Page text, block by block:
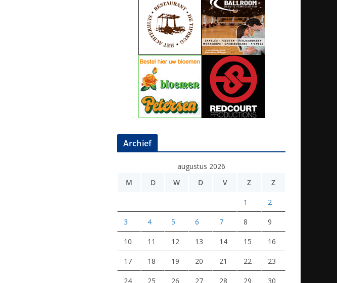
Archief
augustus 2026
M
D W D V Z Z
1 2
3 4 5 6 7 8 9
10 11 12 13 14 15 16
17 18 19 20 21 22 23
24 25 26 27 28 29 30